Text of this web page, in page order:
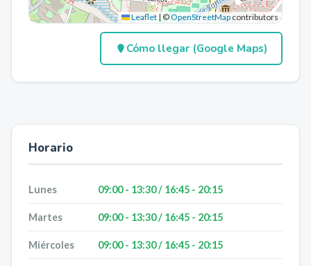
Leaflet | © OpenStreetMap contributors
Cómo llegar (Google Maps)
Horario
Lunes 09:00 - 13:30 / 16:45 - 20:15
Martes 09:00 - 13:30 / 16:45 - 20:15
Miércoles 09:00 - 13:30 / 16:45 - 20:15